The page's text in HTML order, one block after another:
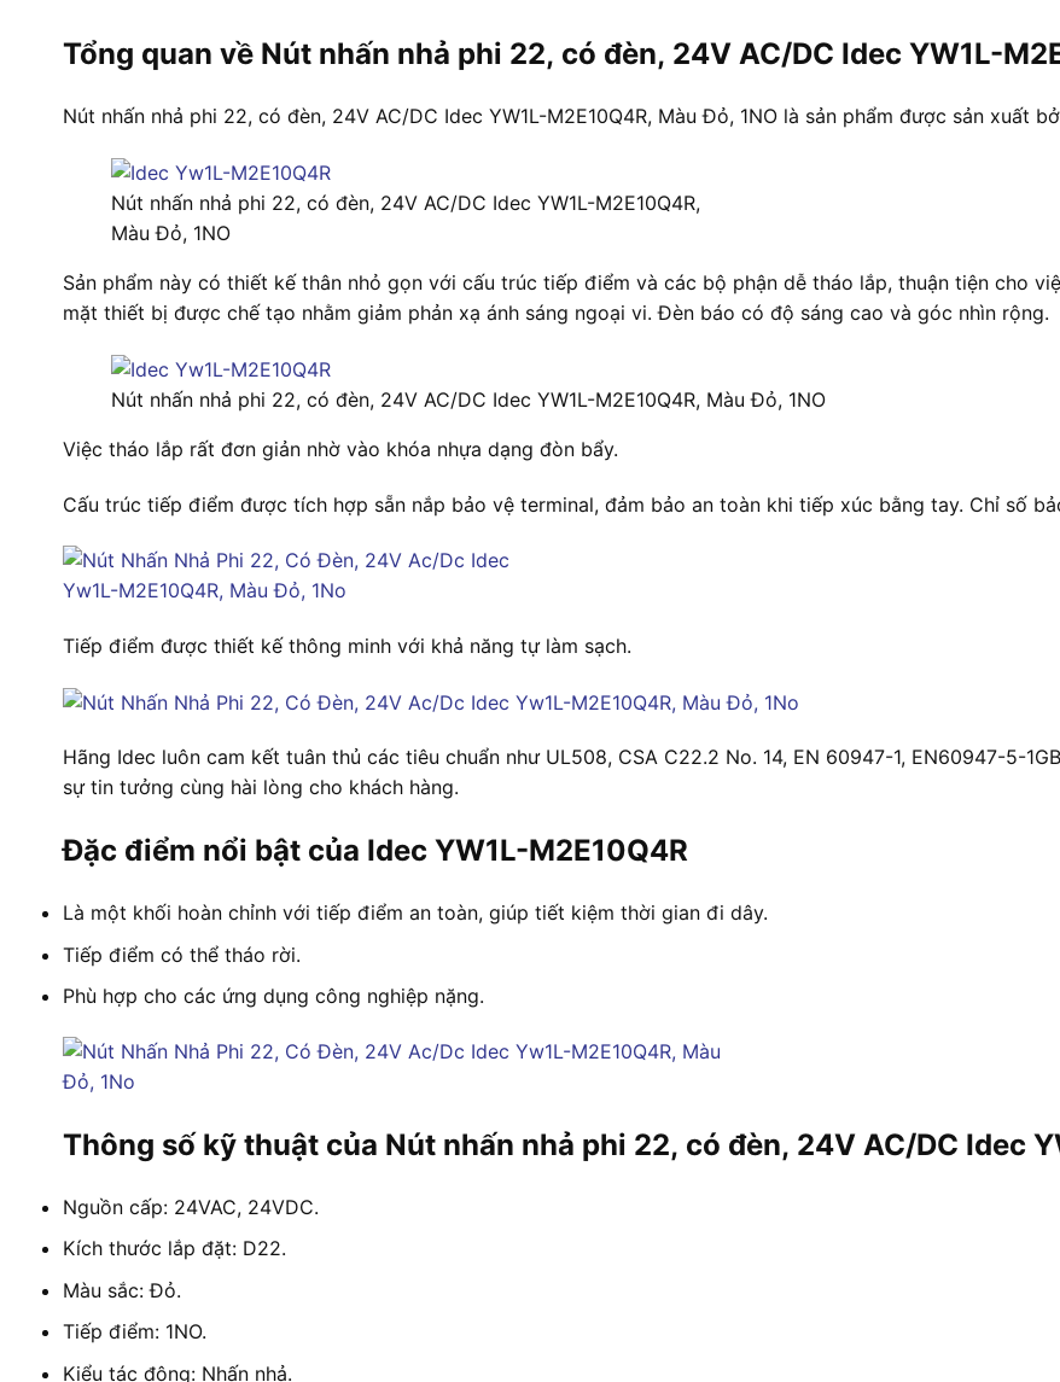
Tổng quan về Nút nhấn nhả phi 22, có đèn, 24V AC/DC Idec YW1L-
Nút nhấn nhả phi 22, có đèn, 24V AC/DC Idec YW1L-M2E10Q4R, Màu Đỏ, 1NO là sản phẩm được sản xuất
Nút nhấn nhả phi 22, có đèn, 24V AC/DC Idec YW1L-M2E10Q4R,
Màu Đỏ, 1NO
Sản phẩm này có thiết kế thân nhỏ gọn với cấu trúc tiếp điểm và các bộ phận dễ tháo lắp, thuận tiện cho
mặt thiết bị được chế tạo nhằm giảm phản xạ ánh sáng ngoại vi. Đèn báo có độ sáng cao và góc nhìn rộng.
Nút nhấn nhả phi 22, có đèn, 24V AC/DC Idec YW1L-M2E10Q4R, Màu Đỏ, 1NO
Việc tháo lắp rất đơn giản nhờ vào khóa nhựa dạng đòn bẩy.
Cấu trúc tiếp điểm được tích hợp sẵn nắp bảo vệ terminal, đảm bảo an toàn khi tiếp xúc bằng tay. Chỉ số
Tiếp điểm được thiết kế thông minh với khả năng tự làm sạch.
Hãng Idec luôn cam kết tuân thủ các tiêu chuẩn như UL508, CSA C22.2 No. 14, EN 60947-1, EN60947-5-
sự tin tưởng cùng hài lòng cho khách hàng.
Đặc điểm nổi bật của Idec YW1L-M2E10Q4R
Là một khối hoàn chỉnh với tiếp điểm an toàn, giúp tiết kiệm thời gian đi dây.
Tiếp điểm có thể tháo rời.
Phù hợp cho các ứng dụng công nghiệp nặng.
Thông số kỹ thuật của Nút nhấn nhả phi 22, có đèn, 24V AC/DC Idec
Nguồn cấp: 24VAC, 24VDC.
Kích thước lắp đặt: D22.
Màu sắc: Đỏ.
Tiếp điểm: 1NO.
Kiểu tác động: Nhấn nhả.